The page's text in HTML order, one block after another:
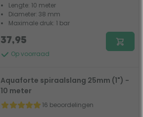
Lengte: 10 meter
Diameter: 38 mm
Maximale druk: 1 bar
Op voorraad
37,95
Aquaforte spiraalslang 25mm (1") -
10 meter
16 beoordelingen